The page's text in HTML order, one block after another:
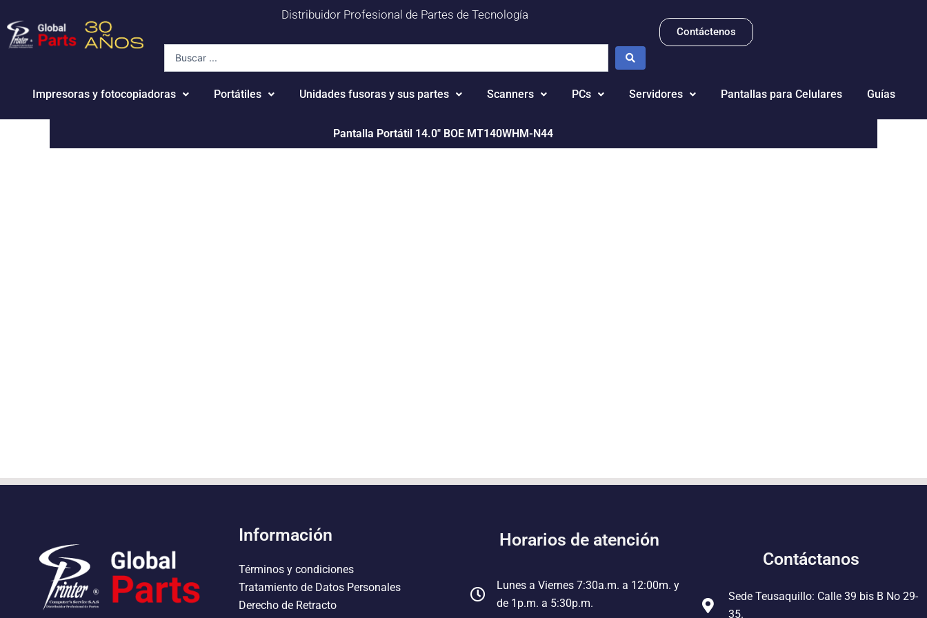
al
contenido
Distribuidor Profesional de Partes de Tecnología
Contáctenos
Impresoras y fotocopiadoras Portátiles Unidades fusoras y sus partes Scanners PCs Servidores Pantallas para Celulares Guías
Pantalla Portátil 14.0" BOE MT140WHM-N44
Información
Términos y condiciones
Tratamiento de Datos Personales
Derecho de Retracto
Horarios de atención
Lunes a Viernes 7:30a.m. a 12:00m. y
de 1p.m. a 5:30p.m.
Contáctanos
Sede Teusaquillo: Calle 39 bis B No 29-
35.